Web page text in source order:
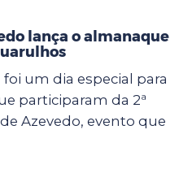
lança o almanaque
um dia especial para
participaram da 2ª
Azevedo, evento que